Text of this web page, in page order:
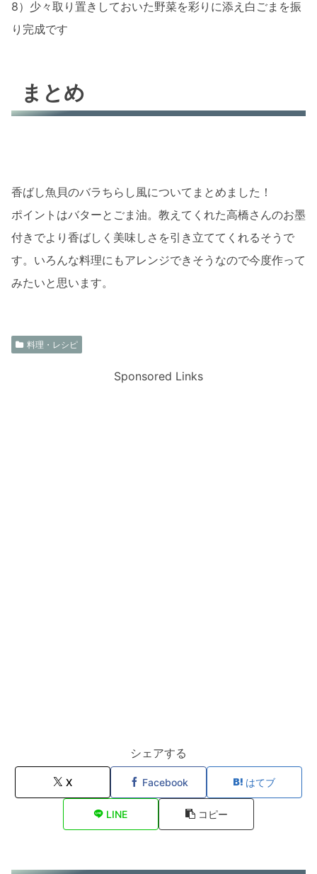
8）少々取り置きしておいた野菜を彩りに添え白ごまを振
り完成です
まとめ
香ばし魚貝のバラちらし風についてまとめました！
ポイントはバターとごま油。教えてくれた高橋さんのお墨
付きでより香ばしく美味しさを引き立ててくれるそうで
す。いろんな料理にもアレンジできそうなので今度作って
みたいと思います。
料理・レシピ
Sponsored Links
シェアする
X Facebook はてブ
LINE コピー